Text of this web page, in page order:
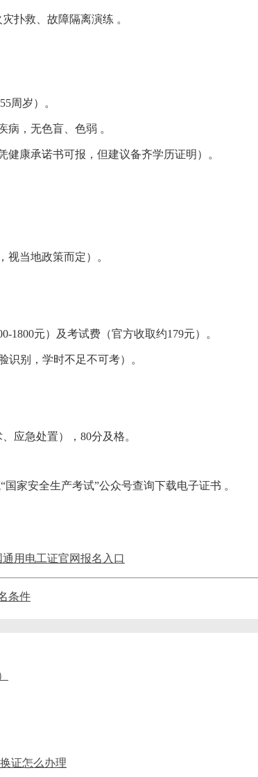
扑救、故障隔离演练 。‌‌
周岁）。
，‌无色盲、色弱‌ 。
康承诺书可报，但建议备齐学历证明）。‌‌
当地政策而定）。
1800元）及考试费（官方收取约179元）。
识别，学时不足不可考）。
应急处置），80分及格。
家安全生产考试”公众号查询下载电子证书 。‌‌
通用电工证官网报名入口
条件
证怎么办理